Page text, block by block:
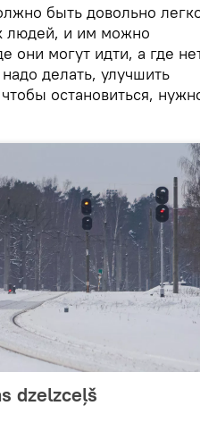
быть довольно
людей, и им можно
они могут идти, а где
делать, улучшить
остановиться,
dzelzceļš